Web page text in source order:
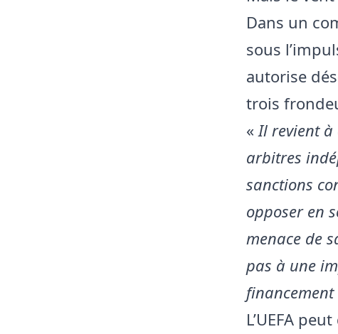
Dans un
sous
autorise
trois
« Il revient à
arbitres
sanctions
opposer en
menace de
pas à une
L’UEFA